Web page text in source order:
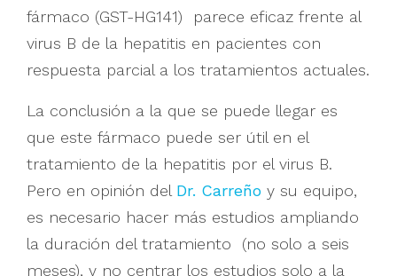
fármaco (GST-HG141) parece eficaz frente al
virus B de la hepatitis en pacientes con
respuesta parcial a los tratamientos actuales.
La conclusión a la que se puede llegar es
que este fármaco puede ser útil en el
tratamiento de la hepatitis por el virus B.
Pero en opinión del Dr. Carreño y su equipo,
es necesario hacer más estudios ampliando
la duración del tratamiento (no solo a seis
meses), y no centrar los estudios solo a la